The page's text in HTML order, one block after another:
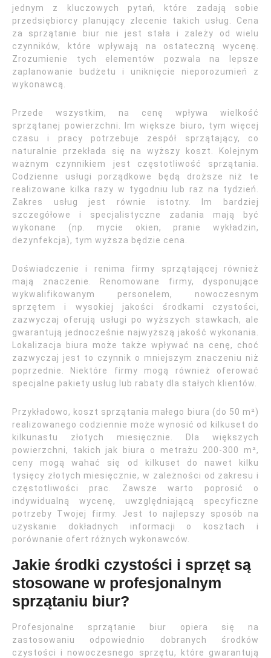
jednym z kluczowych pytań, które zadają sobie
przedsiębiorcy planujący zlecenie takich usług. Cena
za sprzątanie biur nie jest stała i zależy od wielu
czynników, które wpływają na ostateczną wycenę.
Zrozumienie tych elementów pozwala na lepsze
zaplanowanie budżetu i uniknięcie nieporozumień z
wykonawcą.
Przede wszystkim, na cenę wpływa wielkość
sprzątanej powierzchni. Im większe biuro, tym więcej
czasu i pracy potrzebuje zespół sprzątający, co
naturalnie przekłada się na wyższy koszt. Kolejnym
ważnym czynnikiem jest częstotliwość sprzątania.
Codzienne usługi porządkowe będą droższe niż te
realizowane kilka razy w tygodniu lub raz na tydzień.
Zakres usług jest równie istotny. Im bardziej
szczegółowe i specjalistyczne zadania mają być
wykonane (np. mycie okien, pranie wykładzin,
dezynfekcja), tym wyższa będzie cena.
Doświadczenie i renima firmy sprzątającej również
mają znaczenie. Renomowane firmy, dysponujące
wykwalifikowanym personelem, nowoczesnym
sprzętem i wysokiej jakości środkami czystości,
zazwyczaj oferują usługi po wyższych stawkach, ale
gwarantują jednocześnie najwyższą jakość wykonania.
Lokalizacja biura może także wpływać na cenę, choć
zazwyczaj jest to czynnik o mniejszym znaczeniu niż
poprzednie. Niektóre firmy mogą również oferować
specjalne pakiety usług lub rabaty dla stałych klientów.
Przykładowo, koszt sprzątania małego biura (do 50 m²)
realizowanego codziennie może wynosić od kilkuset do
kilkunastu złotych miesięcznie. Dla większych
powierzchni, takich jak biura o metrażu 200-300 m²,
ceny mogą wahać się od kilkuset do nawet kilku
tysięcy złotych miesięcznie, w zależności od zakresu i
częstotliwości prac. Zawsze warto poprosić o
indywidualną wycenę, uwzględniającą specyficzne
potrzeby Twojej firmy. Jest to najlepszy sposób na
uzyskanie dokładnych informacji o kosztach i
porównanie ofert różnych wykonawców.
Jakie środki czystości i sprzęt są
stosowane w profesjonalnym
sprzątaniu biur?
Profesjonalne sprzątanie biur opiera się na
zastosowaniu odpowiednio dobranych środków
czystości i nowoczesnego sprzętu, które gwarantują